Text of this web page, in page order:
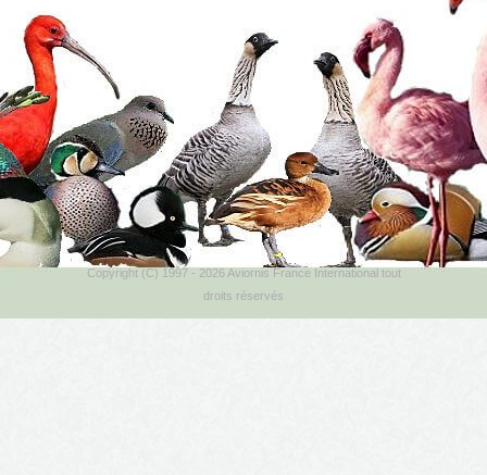
Copyright (C) 1997 - 2026 Aviornis France International tout
droits réservés